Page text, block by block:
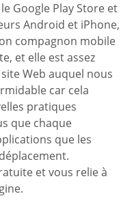
Google Play Store et
Android et iPhone,
compagnon mobile
et elle est assez
Web auquel nous
car cela
pratiques
que chaque
que les
et vous relie à